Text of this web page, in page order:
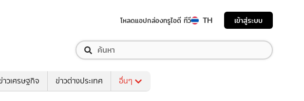
โหลดแอปกล่องทรูไอดี ทีวี TH เข้าสู่ระบบ
าวเศรษฐกิจ ข่าวต่างประเทศ อื่นๆ